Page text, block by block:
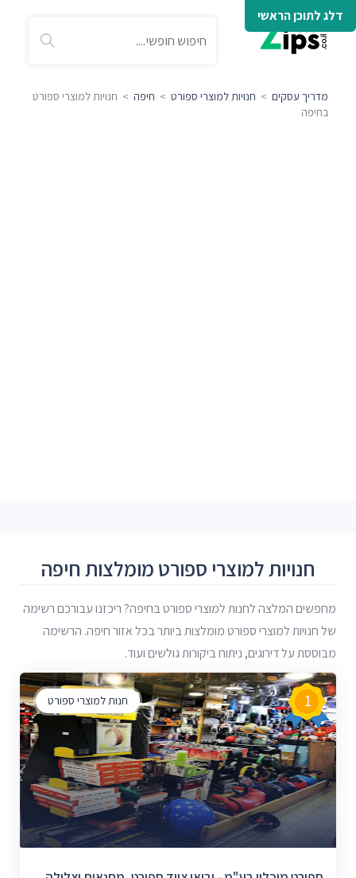
דלג לתוכן הראשי
מדריך עסקים > חנויות למוצרי ספורט > חיפה > חנויות למוצרי ספורט
בחיפה
חנויות למוצרי ספורט מומלצות חיפה
מחפשים המלצה לחנות למוצרי ספורט בחיפה? ריכזנו עבורכם רשימה
של חנויות למוצרי ספורט מומלצות ביותר בכל אזור חיפה. הרשימה
מבוססת על דירוגים, ניתוח ביקורות גולשים ועוד.
חנות למוצרי ספורט 1